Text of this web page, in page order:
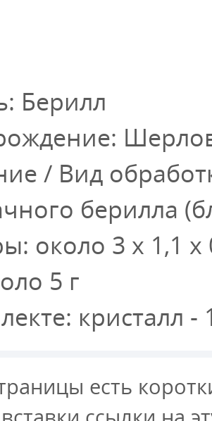
Берилл
/ Вид
берилла
около 3 х 1,1 х
5 г
кристалл -
есть